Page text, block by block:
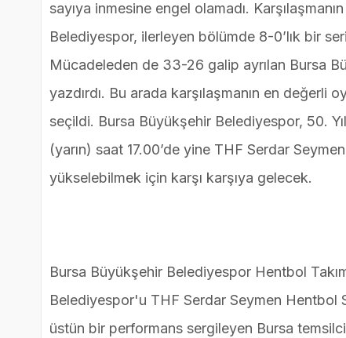
sayıya inmesine engel olamadı.
Belediyespor, ilerleyen bölümde 8-0’lık bir
Mücadeleden de 33-26 galip ayrılan Bursa
yazdırdı. Bu arada karşılaşmanın en değerli
seçildi. Bursa Büyükşehir Belediyespor, 50.
(yarın) saat 17.00’de yine THF Serdar
yükselebilmek için karşı karşıya gelecek.
Bursa Büyükşehir Belediyespor Hentbol
Belediyespor'u THF Serdar Seymen
üstün bir performans sergileyen Bursa